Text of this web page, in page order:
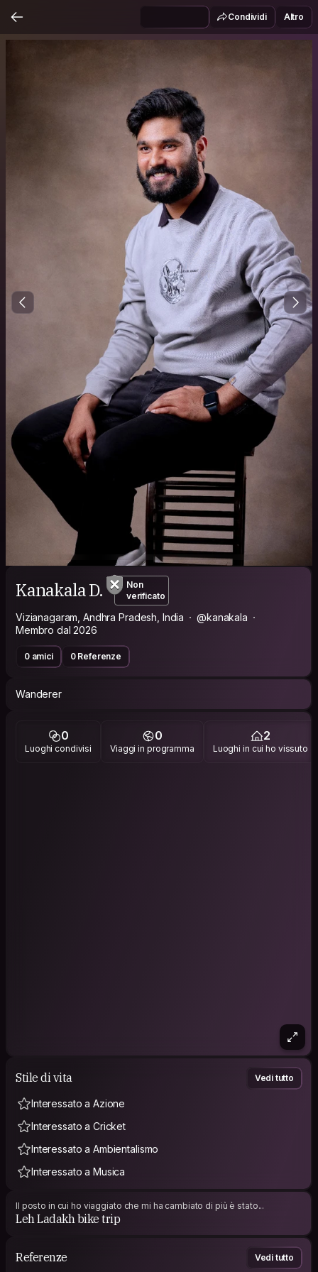
Condividi Altro
Kanakala D.
Non
verificato
Vizianagaram, Andhra Pradesh, India
@kanakala
Membro dal 2026
0 amici 0 Referenze
Wanderer
0
Luoghi condivisi
0
Viaggi in programma
2
Luoghi in cui ho vissuto
Stile di vita Vedi tutto
Interessato a Azione
Interessato a Cricket
Interessato a Ambientalismo
Interessato a Musica
Il posto in cui ho viaggiato che mi ha cambiato di più è stato...
Leh Ladakh bike trip
Referenze Vedi tutto